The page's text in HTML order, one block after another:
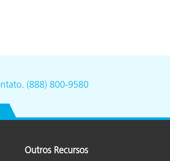
. (888) 800-9580
Outros Recursos